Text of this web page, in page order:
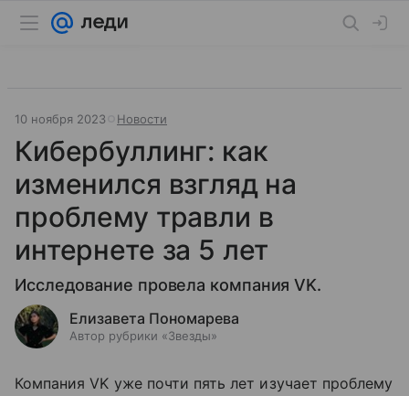
10 ноября 2023 Новости
Кибербуллинг: как
изменился взгляд на
проблему травли в
интернете за 5 лет
Исследование провела компания VK.
Елизавета Пономарева
Автор рубрики «Звезды»
Компания VK уже почти пять лет изучает проблему